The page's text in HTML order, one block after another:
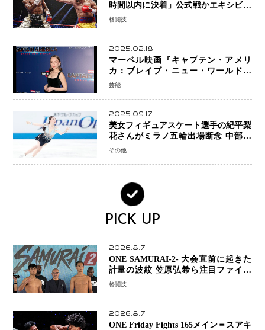
時間以内に決着」公式戦かエキシビシ
ョンか混迷続く
格闘技
2025.02.18
マーベル映画『キャプテン・アメリ
カ：ブレイブ・ニュー・ワールド』
新ブラック・ウィドウ役のシラ・ハー
芸能
2025.09.17
美女フィギュアスケート選手の紀平梨
花さんがミラノ五輪出場断念 中部選
手権欠場を発表「安全最優先の判断」
その他
PICK UP
2026.8.7
ONE SAMURAI-2- 大会直前に起きた
計量の波紋 笠原弘希ら注目ファイタ
ーは契約体重で決戦へ、山本歩夢と平
格闘技
2026.8.7
ONE Friday Fights 165メイン＝スアキ